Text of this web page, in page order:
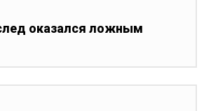
оказался ложным